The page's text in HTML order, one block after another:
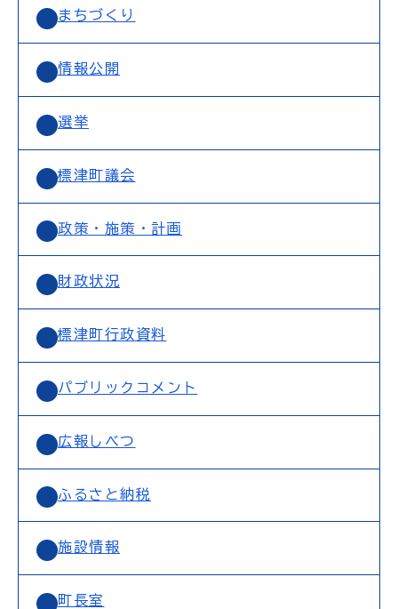
まちづくり
情報公開
選挙
標津町議会
政策・施策・計画
財政状況
標津町行政資料
パブリックコメント
広報しべつ
ふるさと納税
施設情報
町長室